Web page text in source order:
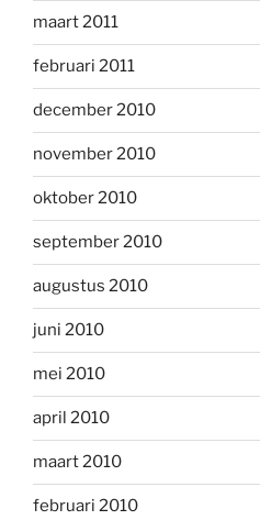
maart 2011
februari 2011
december 2010
november 2010
oktober 2010
september 2010
augustus 2010
juni 2010
mei 2010
april 2010
maart 2010
februari 2010